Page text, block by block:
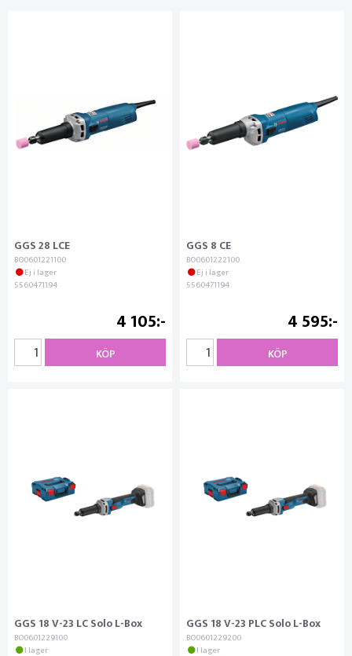
GGS 28 LCE
BO0601221100
Ej i lager
5560471194
4 105
KÖP
GGS 8 CE
BO0601222100
Ej i lager
5560471194
4 595
KÖP
GGS 18 V-23 LC Solo L-Box
BO0601229100
I lager
GGS 18 V-23 PLC Solo L-Box
BO0601229200
I lager